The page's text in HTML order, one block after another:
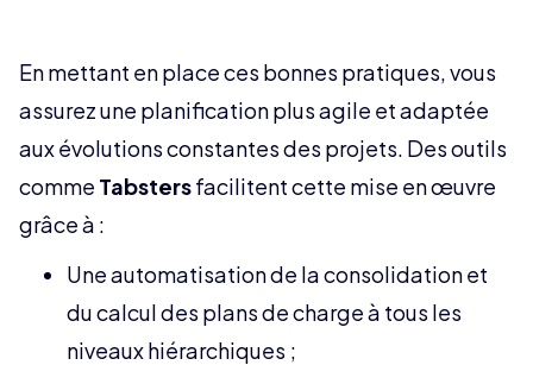
En mettant en place ces bonnes pratiques, vous
assurez une planification plus agile et adaptée
aux évolutions constantes des projets. Des outils
comme Tabstersfacilitent cette mise en œuvre
grâce à :
Une automatisation de la consolidation et
du calcul des plans de charge à tous les
niveaux hiérarchiques ;